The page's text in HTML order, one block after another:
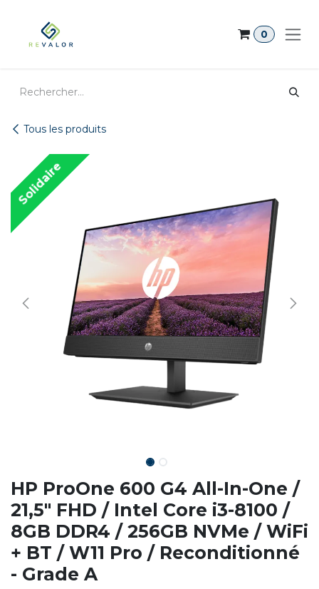
0
Tous les produits
Solidaire
HP ProOne 600 G4 All-In-One /
21,5" FHD / Intel Core i3-8100 /
8GB DDR4 / 256GB NVMe / WiFi
+ BT / W11 Pro / Reconditionné
- Grade A